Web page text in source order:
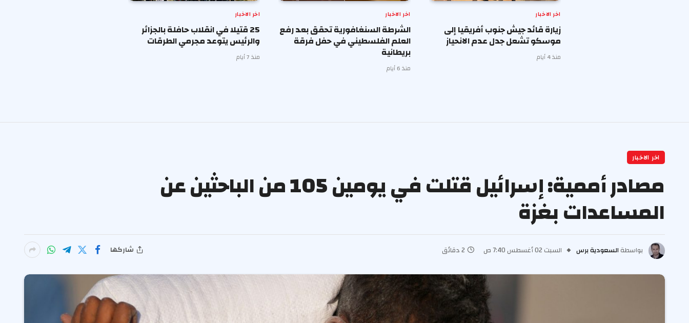
اخر الاخبار
زيارة قائد جيش جنوب أفريقيا إلى
موسكو تشعل جدل عدم الانحياز
منذ 4 أيام
اخر الاخبار
الشرطة السنغافورية تحقق بعد رفع
العلم الفلسطيني في حفل فرقة
بريطانية
منذ 6 أيام
اخر الاخبار
25 قتيلا في انقلاب حافلة بالجزائر
والرئيس يتوعد مجرمي الطرقات
منذ 7 أيام
اخر الاخبار
مصادر أممية: إسرائيل قتلت في يومين 105 من الباحثين عن
المساعدات بغزة
بواسطة السعودية برس السبت 02 أغسطس 7:40 ص 2 دقائق شاركها